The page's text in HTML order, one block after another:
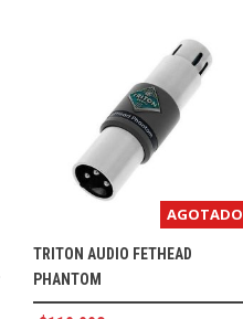
AGOTADO
TRITON AUDIO FETHEAD
PHANTOM